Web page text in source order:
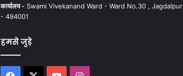
कार्यालय -Swami Vivekanand Ward - Ward No.30 , Jagdalpur
- 494001
हमसे जुड़े